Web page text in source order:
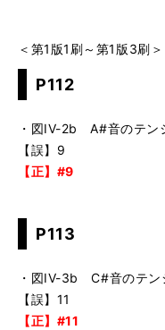
＜第1版1刷～第1版3刷＞
P112
・図IV-2b A#音のテン
【誤】9
【正】#9
P113
・図IV-3b C#音のテン
【誤】11
【正】#11